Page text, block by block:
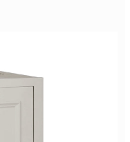
matte Glanz und der
haptische Wirkung einer
beträgt daher
Bitte beachten Sie,
und
kann es dazu kommen,